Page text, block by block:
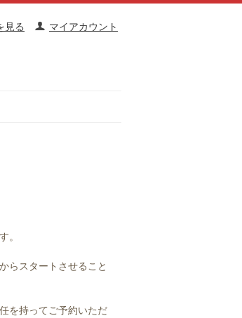
見る マイアカウント
。
らスタートさせること
を持ってご予約いただ